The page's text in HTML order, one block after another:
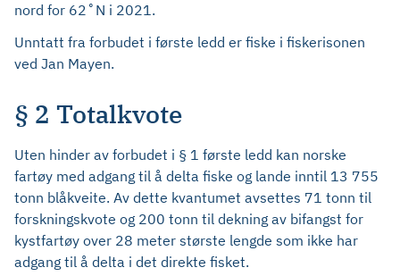
nord for 62˚N i 2021.
Unntatt fra forbudet i første ledd er fiske i fiskerisonen
ved Jan Mayen.
§ 2 Totalkvote
Uten hinder av forbudet i § 1 første ledd kan norske
fartøy med adgang til å delta fiske og lande inntil 13 755
tonn blåkveite. Av dette kvantumet avsettes 71 tonn til
forskningskvote og 200 tonn til dekning av bifangst for
kystfartøy over 28 meter største lengde som ikke har
adgang til å delta i det direkte fisket.